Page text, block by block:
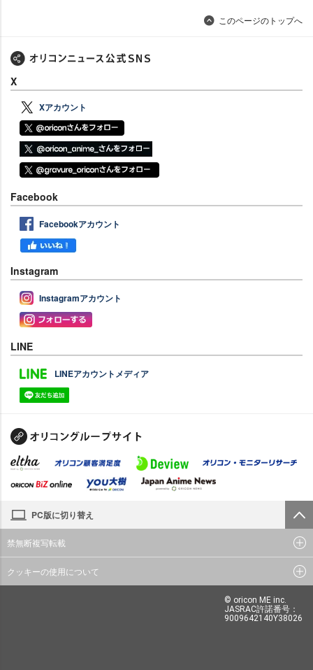
このページのトップへ
X
Xアカウント
Facebook
Facebookアカウント
Instagram
Instagramアカウント
LINE
LINEアカウントメディア
PC版に切り替え
禁無断複写転載
クッキーの使用について
© oricon ME inc.
JASRAC許諾番号：
9009642140Y38026